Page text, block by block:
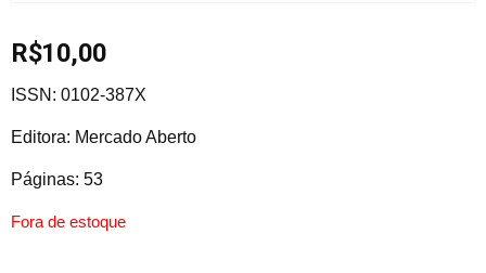
R$10,00
ISSN: 0102-387X
Editora: Mercado Aberto
Páginas: 53
Fora de estoque